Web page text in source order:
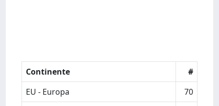
Continente
#
EU - Europa
70